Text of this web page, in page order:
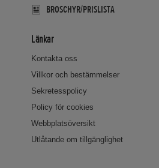
BROSCHYR/PRISLISTA
Länkar
Kontakta oss
Villkor och bestämmelser
Sekretesspolicy
Policy för cookies
Webbplatsöversikt
Utlåtande om tillgänglighet